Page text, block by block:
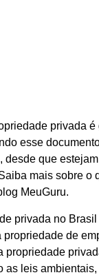
privada
esse
desde que
mais sobre o
MeuGuru.
privada no
propriedade de
propriedade
as leis